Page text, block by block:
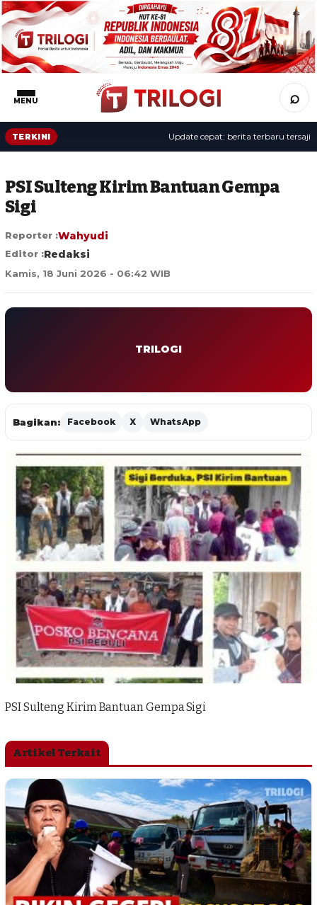
MENU ⌕
TERKINI Update cepat: berita terbaru tersaji
PSI Sulteng Kirim Bantuan Gempa
Sigi
Reporter :Wahyudi
Editor :Redaksi
Kamis, 18 Juni 2026 - 06:42 WIB
TRILOGI
Bagikan: Facebook X WhatsApp
PSI Sulteng Kirim Bantuan Gempa Sigi
Artikel Terkait